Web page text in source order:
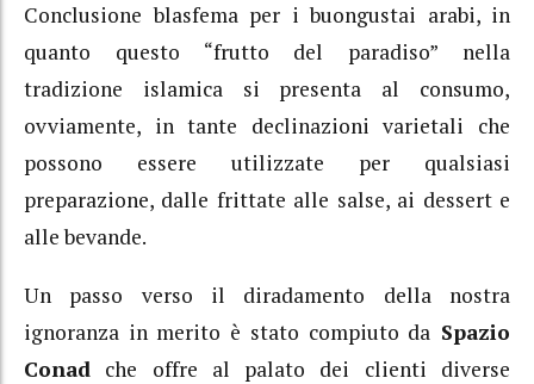
Conclusione blasfema per i buongustai arabi, in
quanto questo “frutto del paradiso” nella
tradizione islamica si presenta al consumo,
ovviamente, in tante declinazioni varietali che
possono essere utilizzate per qualsiasi
preparazione, dalle frittate alle salse, ai dessert e
alle bevande.
Un passo verso il diradamento della nostra
ignoranza in merito è stato compiuto da Spazio
Conad che offre al palato dei clienti diverse